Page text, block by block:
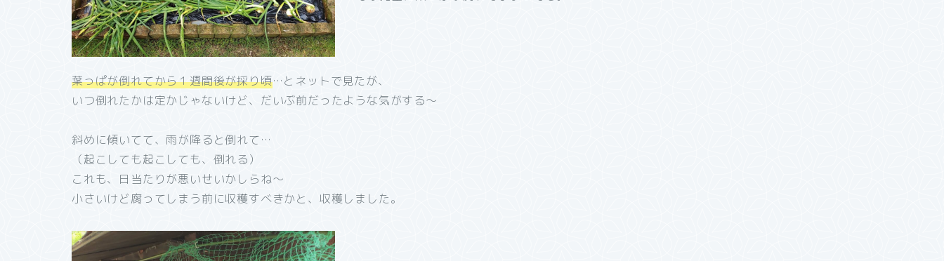
葉っぱが倒れてから１週間後が採り頃…とネットで見たが、
いつ倒れたかは定かじゃないけど、だいぶ前だったような気がする～
斜めに傾いてて、雨が降ると倒れて…
（起こしても起こしても、倒れる）
これも、日当たりが悪いせいかしらね～
小さいけど腐ってしまう前に収穫すべきかと、収穫しました。